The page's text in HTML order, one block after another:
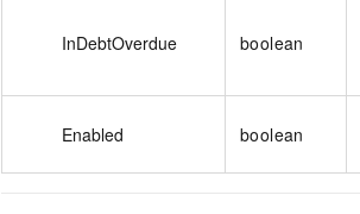
InDebtOverdue boolean
Enabled boolean